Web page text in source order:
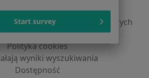
profesjonalistów
dla profesjonalistów, których
samodzielnie
Polityka cookies
wyniki wyszukiwania
Dostępność
Start survey